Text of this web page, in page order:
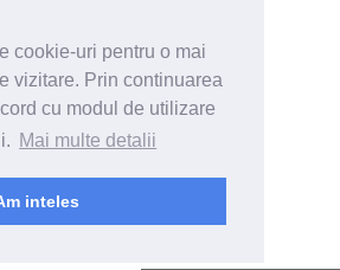
cookie-uri pentru o mai
vizitare. Prin continuarea
cu modul de utilizare
Mai multe detalii
inteles